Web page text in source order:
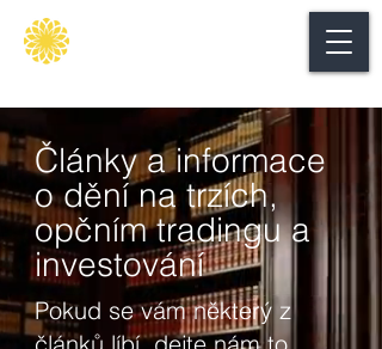
Články a informace
o dění na trzích,
opčním tradingu a
investování
Pokud se vám některý z